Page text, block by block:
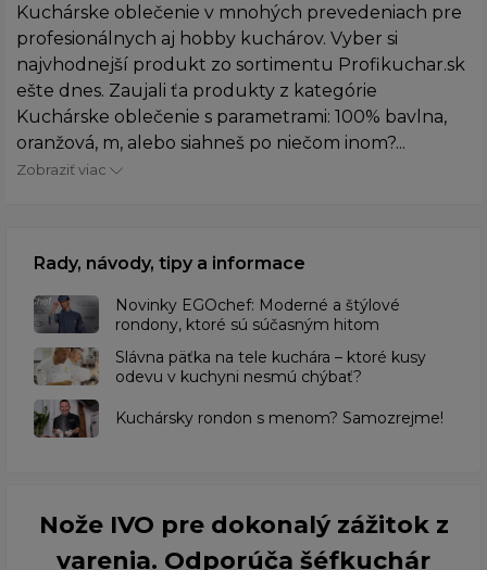
Kuchárske oblečenie v mnohých prevedeniach pre
profesionálnych aj hobby kuchárov. Vyber si
najvhodnejší produkt zo sortimentu Profikuchar.sk
ešte dnes. Zaujali ťa produkty z kategórie
Kuchárske oblečenie s parametrami: 100% bavlna,
oranžová, m, alebo siahneš po niečom inom?...
Zobraziť viac
Rady, návody, tipy a informace
Novinky EGOchef: Moderné a štýlové
rondony, ktoré sú súčasným hitom
Slávna päťka na tele kuchára – ktoré kusy
odevu v kuchyni nesmú chýbať?
Kuchársky rondon s menom? Samozrejme!
Nože IVO pre dokonalý zážitok z
varenia. Odporúča šéfkuchár